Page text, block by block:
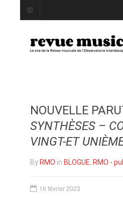
INDEX
AUTEUR·RICE·S
MOTS CLÉS
NOUVELLE
SYNTHÈSES –
VINGT-ET
By RMO in BLOGUE, RMO -
16 février 2023